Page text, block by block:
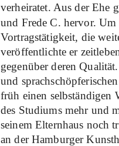
verheiratet. Aus der Ehe
und Frede C. hervor. Um
Vortragstätigkeit, die
veröffentlichte er
gegenüber deren
und
früh einen selbständigen
des Studiums mehr und
seinem Elternhaus noch
an der Hamburger